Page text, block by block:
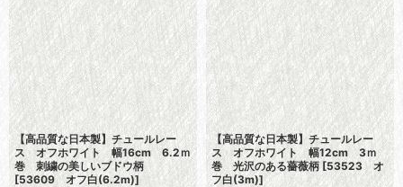
【高品質な日本製】チュールレー
ス オフホワイト 幅16cm 6.2ｍ
巻 刺繍の美しいブドウ柄
[53609 オフ白(6.2m)]
【高品質な日本製】チュールレー
ス オフホワイト 幅12cm 3ｍ
巻 光沢のある薔薇柄 [53523 オ
フ白(3m)]